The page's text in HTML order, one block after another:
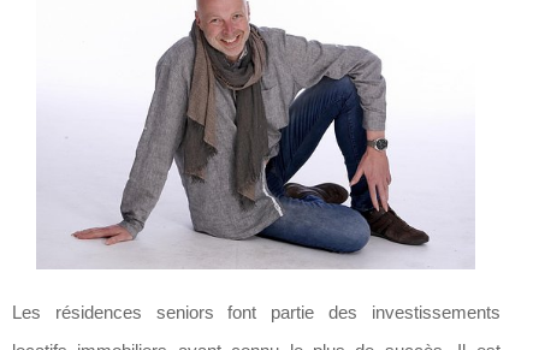
Les résidences seniors font partie des investissements